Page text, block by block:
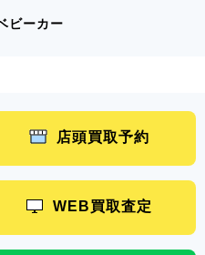
ビーカー
店頭買取予約
WEB買取査定